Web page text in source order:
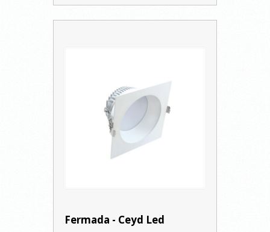
Fermada - Ceyd Led